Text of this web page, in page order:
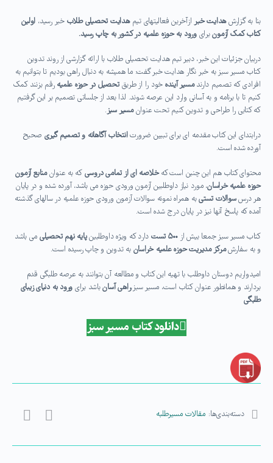
بنا به گزارشهدایت خبرازآخرین فعالیتهای تیمهدایت تحصیلی طلاب خبر رسید، اولین
کتاب کمک آزمونبرایورود به حوزه علمیه در کشور به چاپ رسید.
دربیان جزئیات این خبر، دبیر تیم هدایت تحصیلی طلاب با ارائه گزارشی از روند تدوین
کتاب مسیر سبز به خبر نگار هدایت خبر گفت: ما همیشه به دنبال راهی بودیم تا بتوانیم به
افرادی که تصمیم دارندمسیر آینده خود را از طریق تحصیل در حوزه علمیهرقم بزنند کمک
کنیم تا با برنامه و به آسانی وارد این عرصه شوند. لذا بعد از جلساتی تصمیم بر این گرفتیم
که کتابی را طراحی و تدوین کنیم تحت عنوانمسیر سبز.
درابتدای این کتاب مقدمه ای برای تبیین ضرورتانتخاب آگاهانه و تصمیم گیریصحیح
آورده شده است.
محتوای کتاب هم این چنین است کهخلاصه ای از تمامی دروسیکه به عنوانمنابع آزمون
حوزه علمیه خراسان، مورد نیاز داوطلبین آزمون ورودی حوزه می باشد، آورده شده و در پایان
هر درسسوالات تستیبه همراه نمونه سوالات آزمون ورودی حوزه علمیه در سالهای گذشته
آمده که پاسخ آنها نیز در پایان درج شده است.
کتاب مسیر سبز جمعا بیش از ۵۰۰ تست دارد که ویژه داوطلبینپایه نهم تحصیلیمی باشد
و به سفارشمرکز مدیریت حوزه علمیه خراسان به تدوین و چاپ رسیده است.
امیدواریم دوستان داوطلب با تهیه این کتاب و مطالعه آن بتوانند به عرصه طلبگی قدم
بردارند و همانطور عنوان کتاب است، مسیر سبز،راهی آسانباشد برای ورود به دنیای زیبای
طلبگی
دانلود کتاب مسیر سبز
دسته‌بندی‌ها: مقالات مسیرطلبه